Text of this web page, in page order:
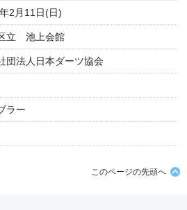
2月11日(日)
立 池上会館
団法人日本ダーツ協会
ラー
このページの先頭へ